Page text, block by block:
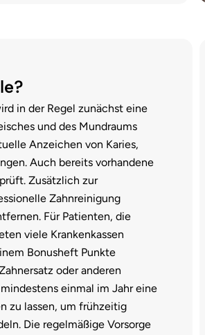
in der Regel zunächst eine
und des Mundraums
Anzeichen von Karies,
Auch bereits vorhandene
Zusätzlich zur
Zahnreinigung
Für Patienten, die
viele Krankenkassen
Bonusheft Punkte
oder anderen
einmal im Jahr eine
zu lassen, um frühzeitig
Die regelmäßige Vorsorge